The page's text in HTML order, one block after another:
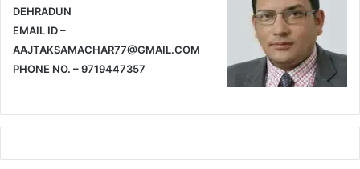
DEHRADUN
EMAIL ID –
AAJTAKSAMACHAR77@GMAIL.COM
PHONE NO. – 9719447357